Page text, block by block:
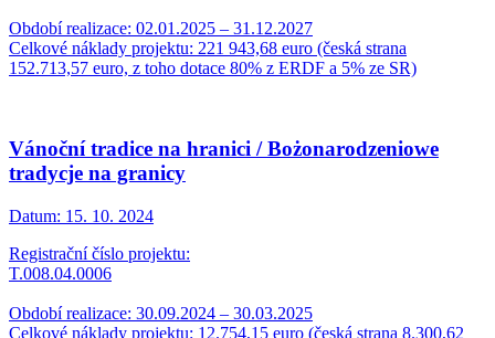
Období realizace: 02.01.2025 – 31.12.2027
Celkové náklady projektu: 221 943,68 euro (česká strana
152.713,57 euro, z toho dotace 80% z ERDF a 5% ze SR)
Vánoční tradice na hranici / Bożonarodzeniowe
tradycje na granicy
Datum: 15. 10. 2024
Registrační číslo projektu:
T.008.04.0006
Období realizace: 30.09.2024 – 30.03.2025
Celkové náklady projektu: 12.754,15 euro (česká strana 8.300,62